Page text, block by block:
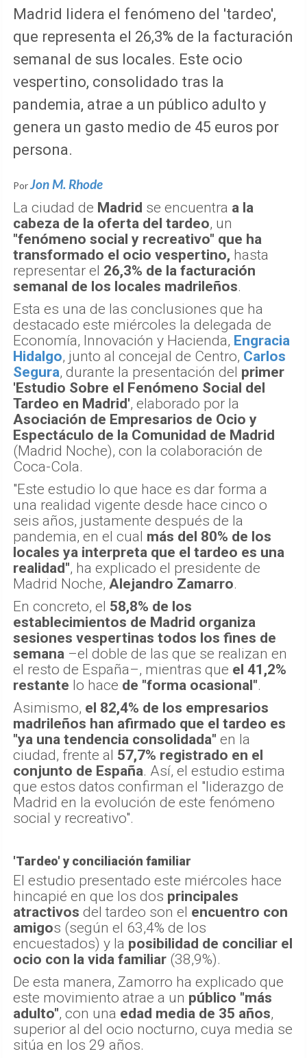
Madrid lidera el fenómeno del 'tardeo',
que representa el 26,3% de la facturación
semanal de sus locales. Este ocio
vespertino, consolidado tras la
pandemia, atrae a un público adulto y
genera un gasto medio de 45 euros por
persona.
Por Jon M. Rhode
La ciudad de Madrid se encuentra a la
cabeza de la oferta del tardeo, un
"fenómeno social y recreativo" que ha
transformado el ocio vespertino, hasta
representar el 26,3% de la facturación
semanal de los locales madrileños.
Esta es una de las conclusiones que ha
destacado este miércoles la delegada de
Economía, Innovación y Hacienda, Engracia
Hidalgo, junto al concejal de Centro, Carlos
Segura, durante la presentación del primer
'Estudio Sobre el Fenómeno Social del
Tardeo en Madrid', elaborado por la
Asociación de Empresarios de Ocio y
Espectáculo de la Comunidad de Madrid
(Madrid Noche), con la colaboración de
Coca-Cola.
"Este estudio lo que hace es dar forma a
una realidad vigente desde hace cinco o
seis años, justamente después de la
pandemia, en el cual más del 80% de los
locales ya interpreta que el tardeo es una
realidad", ha explicado el presidente de
Madrid Noche, Alejandro Zamarro.
En concreto, el 58,8% de los
establecimientos de Madrid organiza
sesiones vespertinas todos los fines de
semana –el doble de las que se realizan en
el resto de España–, mientras que el 41,2%
restante lo hace de "forma ocasional".
Asimismo, el 82,4% de los empresarios
madrileños han afirmado que el tardeo es
"ya una tendencia consolidada" en la
ciudad, frente al 57,7% registrado en el
conjunto de España. Así, el estudio estima
que estos datos confirman el "liderazgo de
Madrid en la evolución de este fenómeno
social y recreativo".
'Tardeo' y conciliación familiar
El estudio presentado este miércoles hace
hincapié en que los dos principales
atractivos del tardeo son el encuentro con
amigos (según el 63,4% de los
encuestados) y la posibilidad de conciliar el
ocio con la vida familiar (38,9%).
De esta manera, Zamorro ha explicado que
este movimiento atrae a un público "más
adulto", con una edad media de 35 años,
superior al del ocio nocturno, cuya media se
sitúa en los 29 años.